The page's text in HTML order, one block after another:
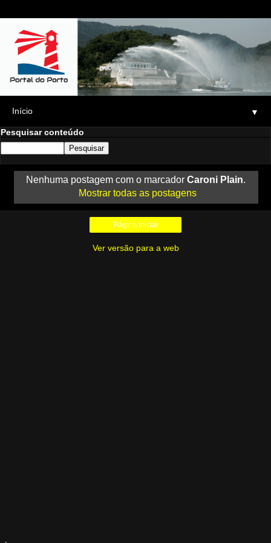
▼
Pesquisar conteúdo
Nenhuma postagem com o marcador Caroni Plain.
Mostrar todas as postagens
Página inicial
Ver versão para a web